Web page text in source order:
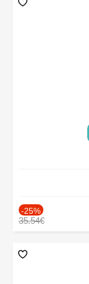
-25%
35.54€